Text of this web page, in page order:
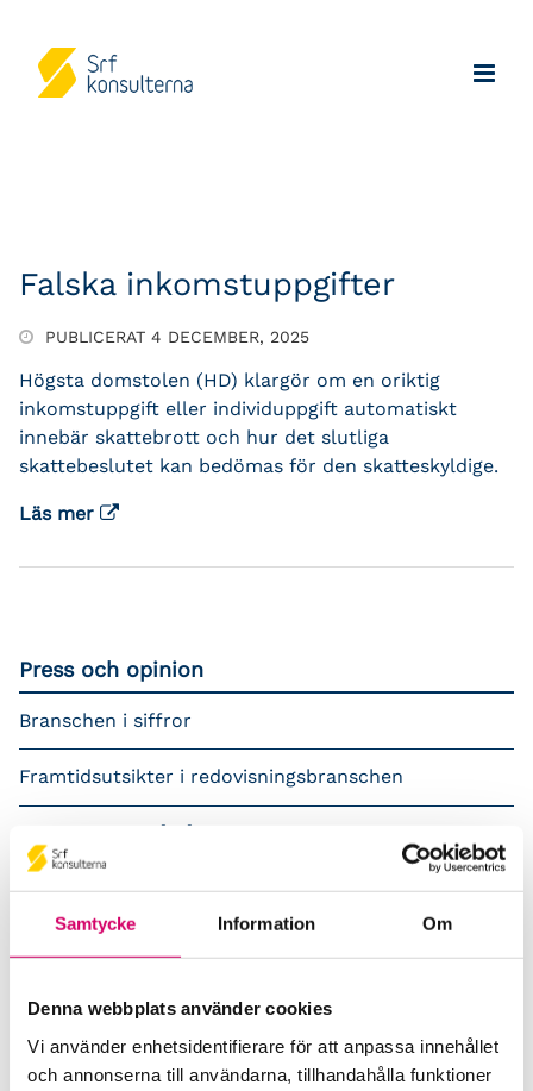
Samtycke Information Om
Denna webbplats använder cookies
Vi använder enhetsidentifierare för att anpassa innehållet
och annonserna till användarna, tillhandahålla funktioner
Falska inkomstuppgifter
PUBLICERAT 4 DECEMBER, 2025
Högsta domstolen (HD) klargör om en oriktig
inkomstuppgift eller individuppgift automatiskt
innebär skattebrott och hur det slutliga
skattebeslutet kan bedömas för den skatteskyldige.
Läs mer
Press och opinion
Branschen i siffror
Framtidsutsikter i redovisningsbranschen
Prenumerera på våra nyhetsbrev
Pressrum
Remisser
Samverkan med myndigheter och organisationer